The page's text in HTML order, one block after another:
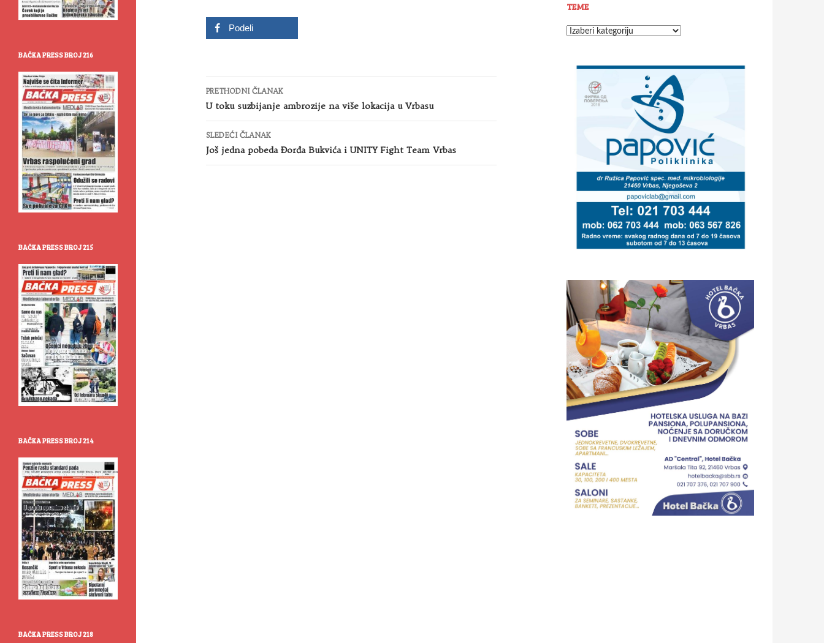
Podeli
Kretanje
članaka
PRETHODNI ČLANAK
U toku suzbijanje ambrozije na više lokacija u Vrbasu
SLEDEĆI ČLANAK
Još jedna pobeda Đorđa Bukvića i UNITY Fight Team Vrbas
TEME
Teme
BAČKA PRESS BROJ 216
BAČKA PRESS BROJ 215
BAČKA PRESS BROJ 214
BAČKA PRESS BROJ 218